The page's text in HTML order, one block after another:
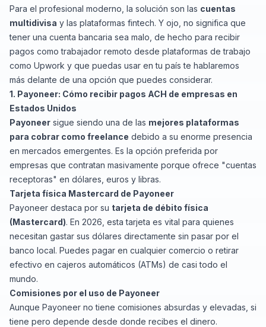
Para el profesional moderno, la solución son las cuentas
multidivisa y las plataformas fintech. Y ojo, no significa que
tener una cuenta bancaria sea malo, de hecho para recibir
pagos como trabajador remoto desde plataformas de trabajo
como Upwork y que puedas usar en tu país te hablaremos
más delante de una opción que puedes considerar.
1. Payoneer: Cómo recibir pagos ACH de empresas en
Estados Unidos
Payoneer sigue siendo una de las mejores plataformas
para cobrar como freelance debido a su enorme presencia
en mercados emergentes. Es la opción preferida por
empresas que contratan masivamente porque ofrece "cuentas
receptoras" en dólares, euros y libras.
Tarjeta física Mastercard de Payoneer
Payoneer destaca por su tarjeta de débito física
(Mastercard). En 2026, esta tarjeta es vital para quienes
necesitan gastar sus dólares directamente sin pasar por el
banco local. Puedes pagar en cualquier comercio o retirar
efectivo en cajeros automáticos (ATMs) de casi todo el
mundo.
Comisiones por el uso de Payoneer
Aunque Payoneer no tiene comisiones absurdas y elevadas, si
tiene pero depende desde donde recibes el dinero.